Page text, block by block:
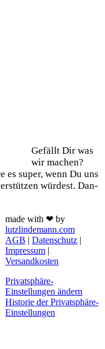
Gefällt Dir was
wir machen?
es super, wenn Du uns
wür­dest. Dan­
made with ❤ by
lutzlindemann.com
AGB | Datenschutz |
Impressum |
Versandkosten
Privatsphäre-
Einstellungen ändern
Historie der Privatsphäre-
Einstellungen